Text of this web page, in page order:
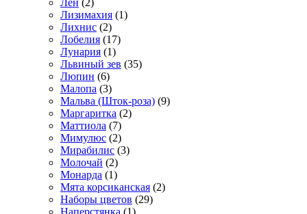
Лен (2)
Лизимахия (1)
Лихнис (2)
Лобелия (17)
Лунария (1)
Львиный зев (35)
Люпин (6)
Малопа (3)
Мальва (Шток-роза) (9)
Маргаритка (2)
Маттиола (7)
Мимулюс (2)
Мирабилис (3)
Молочай (2)
Монарда (1)
Мята корсиканская (2)
Наборы цветов (29)
Наперстянка (1)